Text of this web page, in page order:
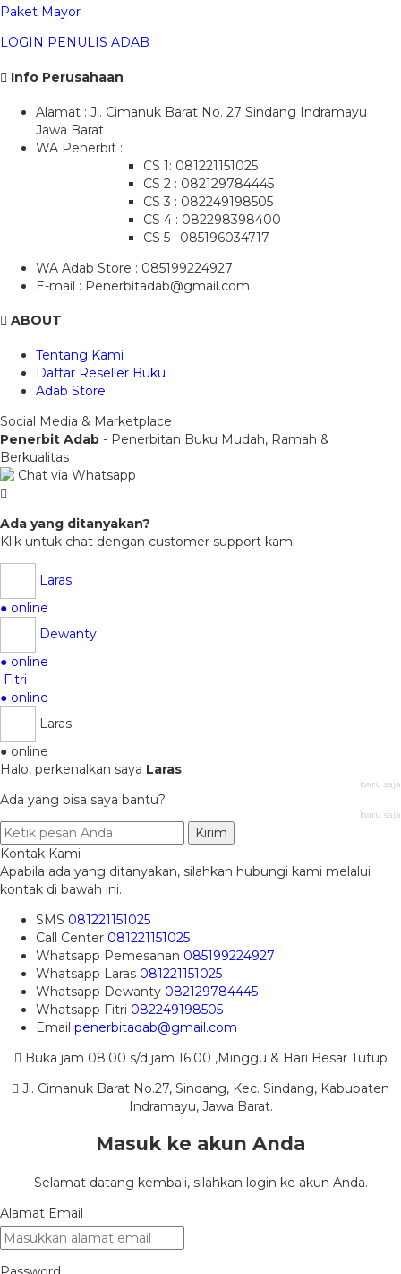
Paket Mayor
LOGIN PENULIS ADAB
Info Perusahaan
Alamat : Jl. Cimanuk Barat No. 27 Sindang Indramayu
Jawa Barat
WA Penerbit :
CS 1: 081221151025
CS 2 : 082129784445
CS 3 : 082249198505
CS 4 : 082298398400
CS 5 : 085196034717
WA Adab Store : 085199224927
E-mail : Penerbitadab@gmail.com
ABOUT
Tentang Kami
Daftar Reseller Buku
Adab Store
Social Media & Marketplace
Penerbit Adab - Penerbitan Buku Mudah, Ramah &
Berkualitas
Chat via Whatsapp
Ada yang ditanyakan?
Klik untuk chat dengan customer support kami
Laras
● online
Dewanty
● online
Fitri
● online
Laras
● online
Halo, perkenalkan saya Laras
baru saja
Ada yang bisa saya bantu?
baru saja
Kirim
Kontak Kami
Apabila ada yang ditanyakan, silahkan hubungi kami melalui
kontak di bawah ini.
SMS 081221151025
Call Center 081221151025
Whatsapp Pemesanan 085199224927
Whatsapp Laras 081221151025
Whatsapp Dewanty 082129784445
Whatsapp Fitri 082249198505
Email penerbitadab@gmail.com
Buka jam 08.00 s/d jam 16.00 ,Minggu & Hari Besar Tutup
Jl. Cimanuk Barat No.27, Sindang, Kec. Sindang, Kabupaten
Indramayu, Jawa Barat.
Masuk ke akun Anda
Selamat datang kembali, silahkan login ke akun Anda.
Alamat Email